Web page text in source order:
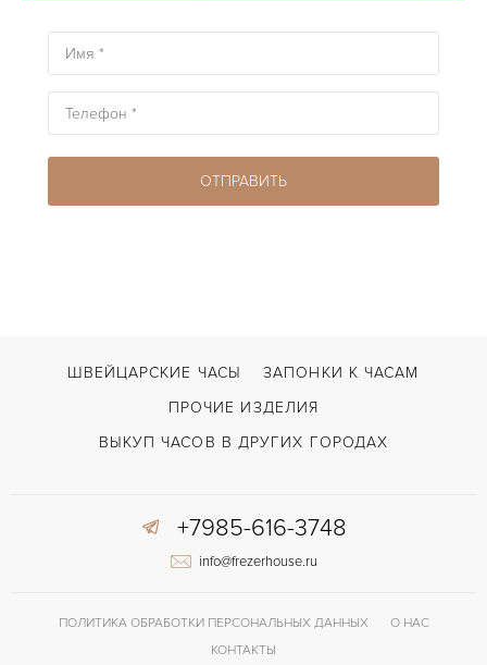
ШВЕЙЦАРСКИЕ ЧАСЫ
ЗАПОНКИ К ЧАСАМ
ПРОЧИЕ ИЗДЕЛИЯ
ВЫКУП ЧАСОВ В ДРУГИХ ГОРОДАХ
+7985-616-3748
info@frezerhouse.ru
ПОЛИТИКА ОБРАБОТКИ ПЕРСОНАЛЬНЫХ ДАННЫХ
О НАС
КОНТАКТЫ